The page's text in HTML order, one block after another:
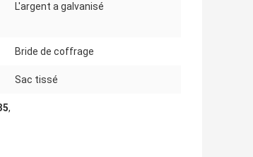
L'argent a galvanisé
Bride de coffrage
Sac tissé
,